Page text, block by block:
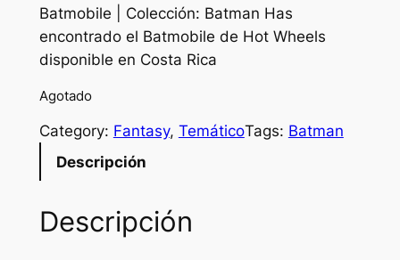
r
i
n
a
p
u
r
n
p
r
Batmobile | Colección: Batman Has
encontrado el Batmobile de Hot Wheels
disponible en Costa Rica
Agotado
Category: Fantasy, TemáticoTags: Batman
Descripción
Descripción